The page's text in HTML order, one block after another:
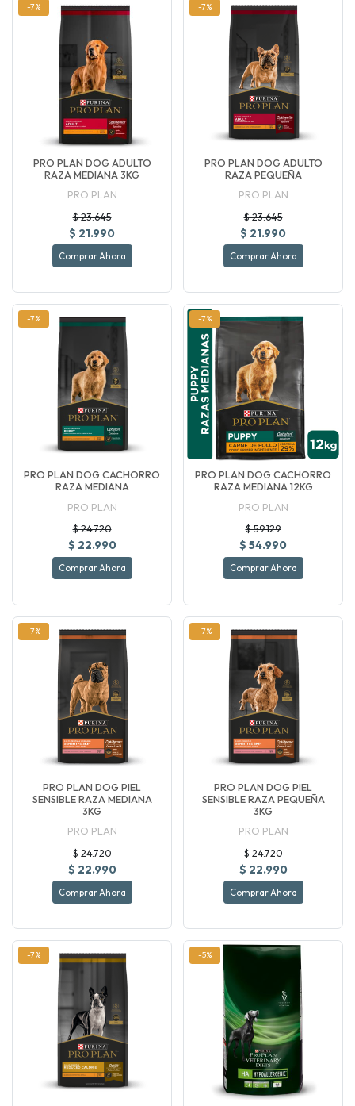
-7%
PRO PLAN DOG ADULTO
RAZA MEDIANA 3KG
PRO PLAN
$ 23.645
$ 21.990
Comprar Ahora
-7%
PRO PLAN DOG ADULTO
RAZA PEQUEÑA
PRO PLAN
$ 23.645
$ 21.990
Comprar Ahora
-7%
PRO PLAN DOG CACHORRO
RAZA MEDIANA
PRO PLAN
$ 24.720
$ 22.990
Comprar Ahora
-7%
PRO PLAN DOG CACHORRO
RAZA MEDIANA 12KG
PRO PLAN
$ 59.129
$ 54.990
Comprar Ahora
-7%
PRO PLAN DOG PIEL
SENSIBLE RAZA MEDIANA
3KG
PRO PLAN
$ 24.720
$ 22.990
Comprar Ahora
-7%
PRO PLAN DOG PIEL
SENSIBLE RAZA PEQUEÑA
3KG
PRO PLAN
$ 24.720
$ 22.990
Comprar Ahora
-7% -5%